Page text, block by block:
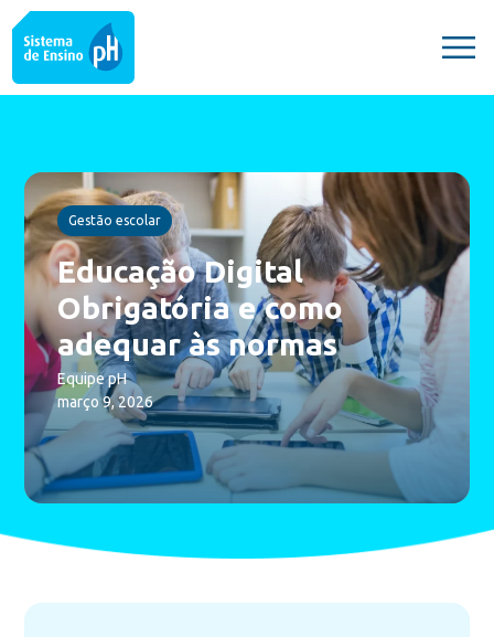
Gestão escolar
Educação Digital
Obrigatória e como
adequar às normas
Equipe pH
março 9, 2026